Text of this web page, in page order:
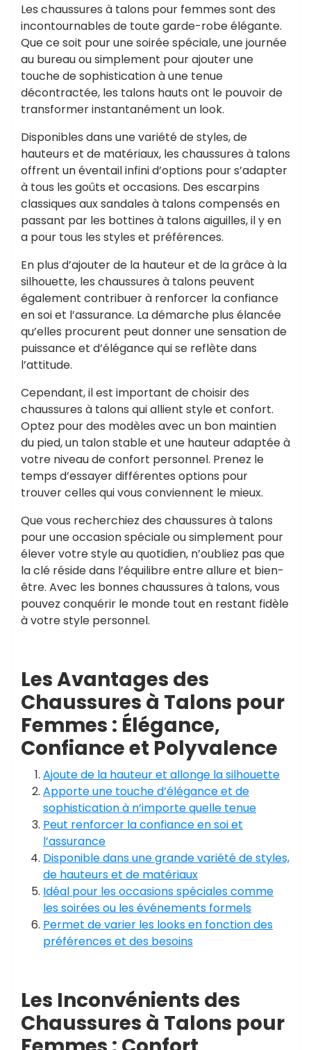
Les chaussures à talons pour femmes sont des
incontournables de toute garde-robe élégante.
Que ce soit pour une soirée spéciale, une journée
au bureau ou simplement pour ajouter une
touche de sophistication à une tenue
décontractée, les talons hauts ont le pouvoir de
transformer instantanément un look.
Disponibles dans une variété de styles, de
hauteurs et de matériaux, les chaussures à talons
offrent un éventail infini d’options pour s’adapter
à tous les goûts et occasions. Des escarpins
classiques aux sandales à talons compensés en
passant par les bottines à talons aiguilles, il y en
a pour tous les styles et préférences.
En plus d’ajouter de la hauteur et de la grâce à la
silhouette, les chaussures à talons peuvent
également contribuer à renforcer la confiance
en soi et l’assurance. La démarche plus élancée
qu’elles procurent peut donner une sensation de
puissance et d’élégance qui se reflète dans
l’attitude.
Cependant, il est important de choisir des
chaussures à talons qui allient style et confort.
Optez pour des modèles avec un bon maintien
du pied, un talon stable et une hauteur adaptée à
votre niveau de confort personnel. Prenez le
temps d’essayer différentes options pour
trouver celles qui vous conviennent le mieux.
Que vous recherchiez des chaussures à talons
pour une occasion spéciale ou simplement pour
élever votre style au quotidien, n’oubliez pas que
la clé réside dans l’équilibre entre allure et bien-
être. Avec les bonnes chaussures à talons, vous
pouvez conquérir le monde tout en restant fidèle
à votre style personnel.
Les Avantages des
Chaussures à Talons pour
Femmes : Élégance,
Confiance et Polyvalence
Ajoute de la hauteur et allonge la silhouette
Apporte une touche d’élégance et de
sophistication à n’importe quelle tenue
Peut renforcer la confiance en soi et
l’assurance
Disponible dans une grande variété de styles,
de hauteurs et de matériaux
Idéal pour les occasions spéciales comme
les soirées ou les événements formels
Permet de varier les looks en fonction des
préférences et des besoins
Les Inconvénients des
Chaussures à Talons pour